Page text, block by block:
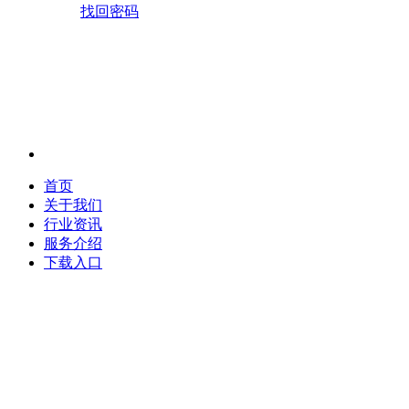
找回密码
首页
关于我们
行业资讯
服务介绍
下载入口